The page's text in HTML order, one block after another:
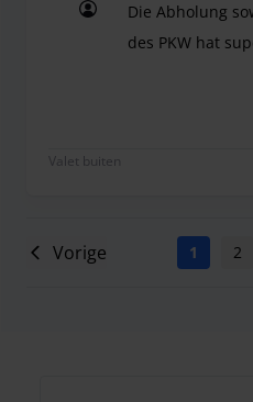
Die Abholung
des PKW hat
Valet buiten
Vorige 1 2